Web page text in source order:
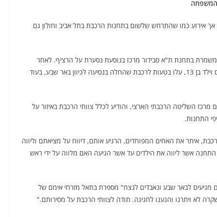
המשפחה
אך אירוע כמו שהתרחש שלשום בתחנות הרכבת בתל אביב וחולון גם
הבחין מני נתני, מנהל משמרת בתחנת ת"א סבידור מרכז בנוסעת נסערת על הרציף. לאחר
תשאול קצר הבין נתני כי ילדיה של הנוסעת, תינוק בן שנתיים וילד בן 13, עלו בטעות לרכבת שהחלה בנסיעה לכיוון באר שבע, בעוד
השליטה הרכבתי הארצי, והודיע לכלל צוותי הרכבת באיזור על
התחנות.
איתר את האחים המפוחדים, הרגיע אותם, דיווח על מציאתם וליווה
אשר ליווה את הילדים עד אשר הגיעה האם מלווה על ידי ראש
מגיעים לבאר שבע ונאבדים לנצח" מספרת בתאל מזרחי אימם של
לא ויתרנו והגענו לחגיגה. תודה לצוותי הרכבת על מסירותם."